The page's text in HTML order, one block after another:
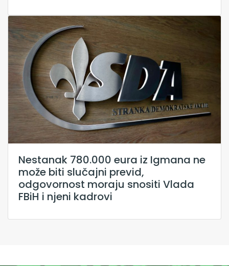
Nestanak 780.000 eura iz Igmana ne
može biti slučajni previd,
odgovornost moraju snositi Vlada
FBiH i njeni kadrovi